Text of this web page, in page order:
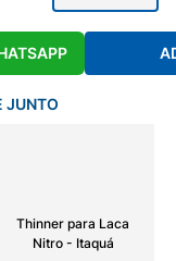
JUNTO
Thinner para Laca
Nitro - Itaquá